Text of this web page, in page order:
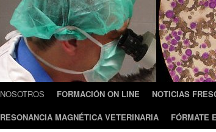
NOSOTROS FORMACIÓN ON LINE NOTICIAS
RESONANCIA MAGNÉTICA VETERINARIA
FÓRMATE